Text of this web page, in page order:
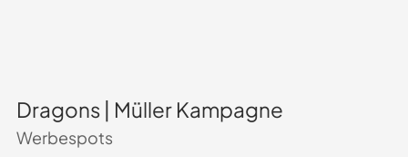
Dragons | Müller Kampagne
Werbespots